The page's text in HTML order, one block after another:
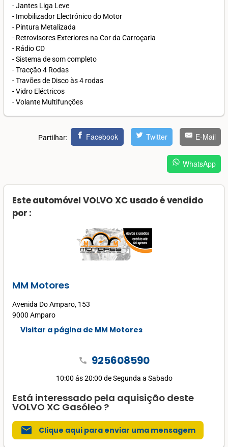
- Jantes Liga Leve
- Imobilizador Electrónico do Motor
- Pintura Metalizada
- Retrovisores Exteriores na Cor da Carroçaria
- Rádio CD
- Sistema de som completo
- Tracção 4 Rodas
- Travões de Disco às 4 rodas
- Vidro Eléctricos
- Volante Multifunções
Partilhar: Facebook Twitter E-Mail
WhatsApp
Este automóvel VOLVO XC usado é vendido
por :
MM Motores
Avenida Do Amparo, 153
9000 Amparo
Visitar a página de MM Motores
call 925608590
10:00 ás 20:00 de Segunda a Sabado
Está interessado pela aquisição deste
VOLVO XC Gasóleo ?
mail Clique aqui para enviar uma mensagem